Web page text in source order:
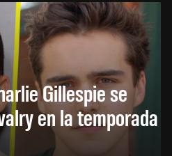
Gillespie se
en la temporada